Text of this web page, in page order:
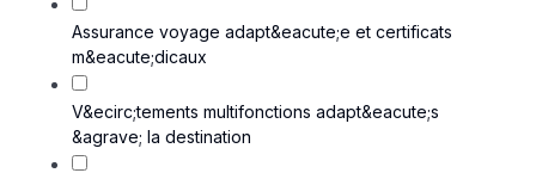
Assurance voyage adapt&eacute;e et certificats
m&eacute;dicaux
V&ecirc;tements multifonctions adapt&eacute;s
&agrave; la destination